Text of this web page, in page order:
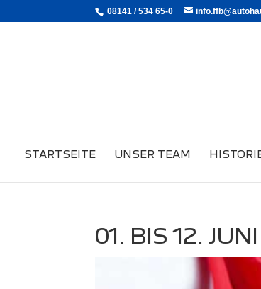
08141 / 534 65-0
STARTSEITE UNSER TEAM
01. BIS 12.